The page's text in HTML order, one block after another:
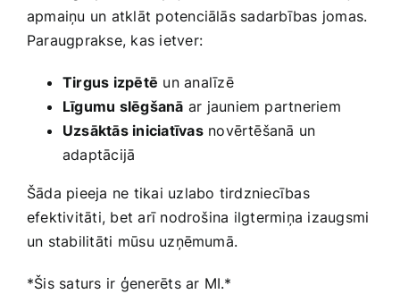
apmaiņu un atklāt potenciālās sadarbības jomas.
Paraugprakse, kas ietver:
Tirgus izpētē un analīzē
Līgumu slēgšanā ar jauniem partneriem
Uzsāktās iniciatīvasnovērtēšanā un
adaptācijā
Šāda pieeja ne tikai uzlabo tirdzniecības
efektivitāti, bet arī nodrošina ilgtermiņa ‌izaugsmi
un stabilitāti⁤ mūsu uzņēmumā.
*Šis saturs ir ⁣ģenerēts ar MI.*